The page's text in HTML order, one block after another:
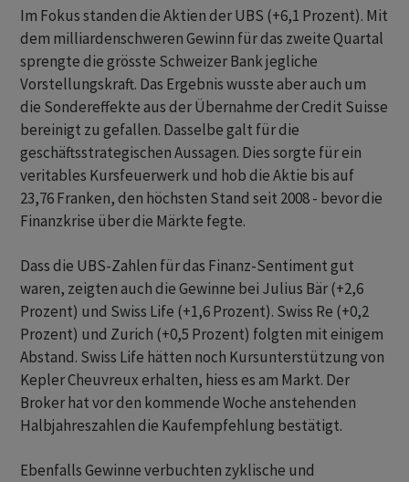
Im Fokus standen die Aktien der UBS (+6,1 Prozent). Mit
dem milliardenschweren Gewinn für das zweite Quartal
sprengte die grösste Schweizer Bank jegliche
Vorstellungskraft. Das Ergebnis wusste aber auch um
die Sondereffekte aus der Übernahme der Credit Suisse
bereinigt zu gefallen. Dasselbe galt für die
geschäftsstrategischen Aussagen. Dies sorgte für ein
veritables Kursfeuerwerk und hob die Aktie bis auf
23,76 Franken, den höchsten Stand seit 2008 - bevor die
Finanzkrise über die Märkte fegte.
Dass die UBS-Zahlen für das Finanz-Sentiment gut
waren, zeigten auch die Gewinne bei Julius Bär (+2,6
Prozent) und Swiss Life (+1,6 Prozent). Swiss Re (+0,2
Prozent) und Zurich (+0,5 Prozent) folgten mit einigem
Abstand. Swiss Life hätten noch Kursunterstützung von
Kepler Cheuvreux erhalten, hiess es am Markt. Der
Broker hat vor den kommende Woche anstehenden
Halbjahreszahlen die Kaufempfehlung bestätigt.
Ebenfalls Gewinne verbuchten zyklische und